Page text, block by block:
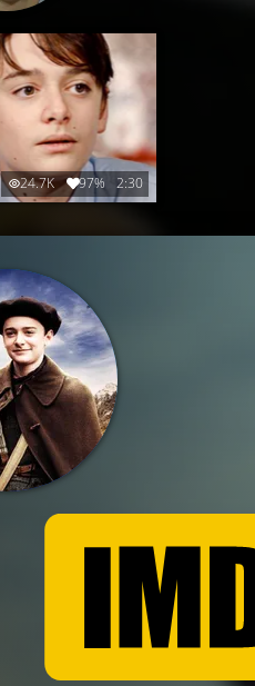
24.7K 97% 2:30